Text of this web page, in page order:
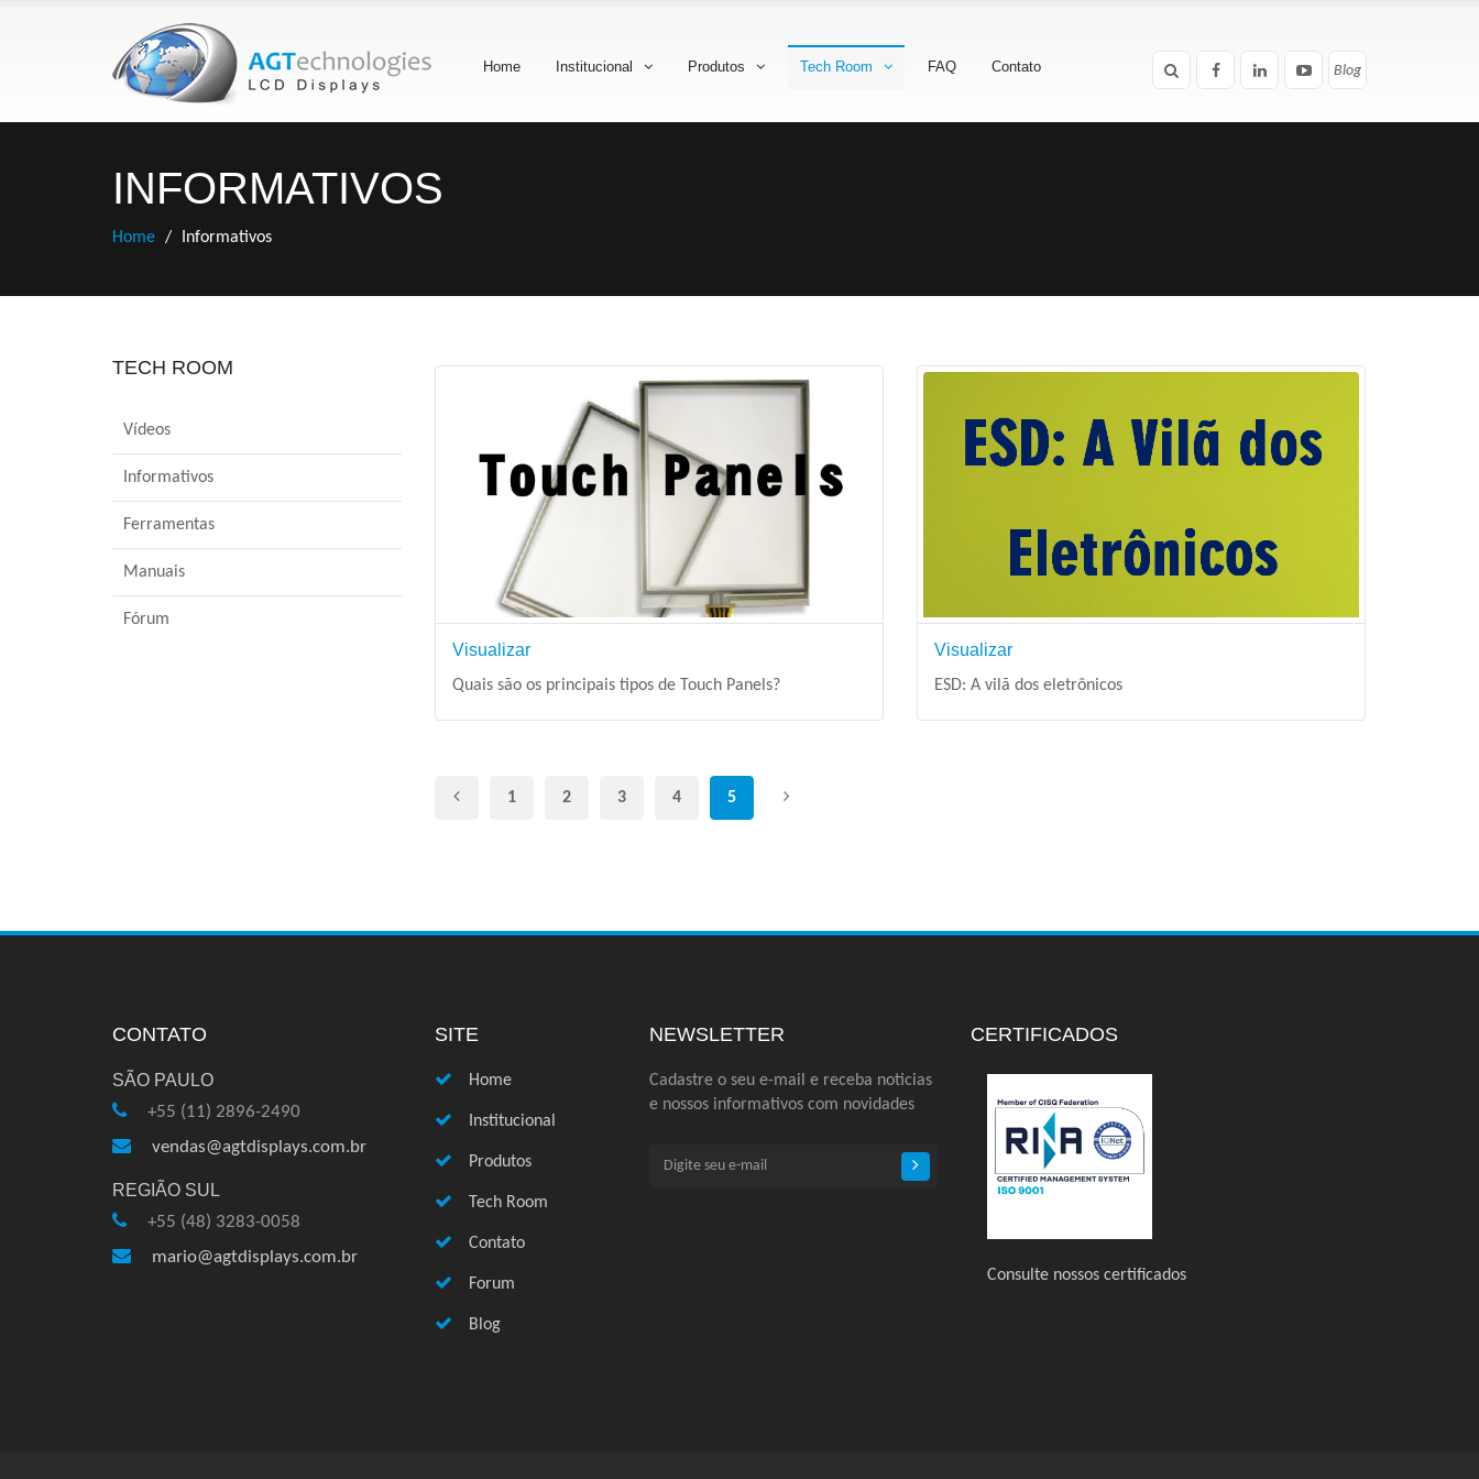
Home Institucional Produtos Tech Room FAQ Contato Blog
INFORMATIVOS
Home Informativos
Visualizar
Quais são os principais tipos de Touch Panels?
Visualizar
ESD: A vilã dos eletrônicos
1 2 3 4 5
TECH ROOM
Vídeos
Informativos
Ferramentas
Manuais
Fórum
CONTATO
SÃO PAULO
+55 (11) 2896-2490
vendas@agtdisplays.com.br
REGIÃO SUL
+55 (48) 3283-0058
mario@agtdisplays.com.br
SITE
Home
Institucional
Produtos
Tech Room
Contato
Forum
Blog
NEWSLETTER
Cadastre o seu e-mail e receba noticias
e nossos informativos com novidades
CERTIFICADOS
Consulte nossos certificados